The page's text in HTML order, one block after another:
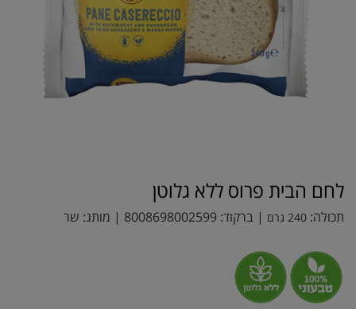
לחם הבית פרוס ללא גלוטן
תכולה: 240 גרם | ברקוד: 8008698002599 | מותג: שר